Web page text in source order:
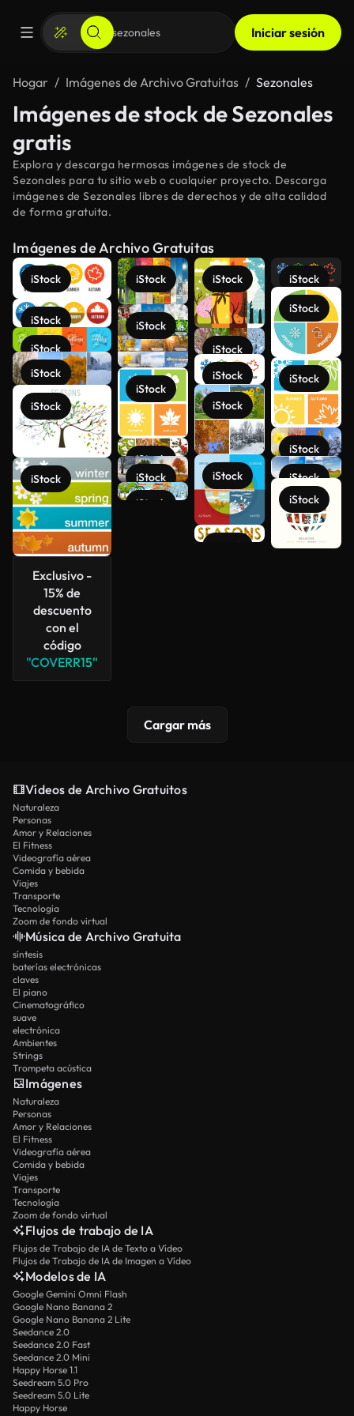
Iniciar sesión
Hogar Imágenes de Archivo Gratuitas Sezonales
Imágenes de stock de Sezonales
gratis
Explora y descarga hermosas imágenes de stock de
Sezonales para tu sitio web o cualquier proyecto. Descarga
imágenes de Sezonales libres de derechos y de alta calidad
de forma gratuita.
Imágenes de Archivo Gratuitas
iStock
iStock
iStock
iStock
iStock
iStock
Exclusivo -
15% de
descuento
con el
código
"COVERR15"
iStock
iStock
iStock
iStock
iStock
iStock
iStock
iStock
iStock
iStock
iStock
iStock
iStock
iStock
iStock
iStock
iStock
Cargar más
Vídeos de Archivo Gratuitos
Naturaleza
Personas
Amor y Relaciones
El Fitness
Videografía aérea
Comida y bebida
Viajes
Transporte
Tecnología
Zoom de fondo virtual
Música de Archivo Gratuita
síntesis
baterías electrónicas
claves
El piano
Cinematográfico
suave
electrónica
Ambientes
Strings
Trompeta acústica
Imágenes
Naturaleza
Personas
Amor y Relaciones
El Fitness
Videografía aérea
Comida y bebida
Viajes
Transporte
Tecnología
Zoom de fondo virtual
Flujos de trabajo de IA
Flujos de Trabajo de IA de Texto a Vídeo
Flujos de Trabajo de IA de Imagen a Vídeo
Modelos de IA
Google Gemini Omni Flash
Google Nano Banana 2
Google Nano Banana 2 Lite
Seedance 2.0
Seedance 2.0 Fast
Seedance 2.0 Mini
Happy Horse 1.1
Seedream 5.0 Pro
Seedream 5.0 Lite
Happy Horse